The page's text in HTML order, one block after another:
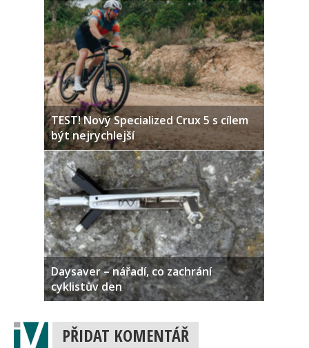
TEST! Nový Specialized Crux 5 s cílem
být nejrychlejší
Daysaver – nářadí, co zachrání
cyklistův den
PŘIDAT KOMENTÁŘ